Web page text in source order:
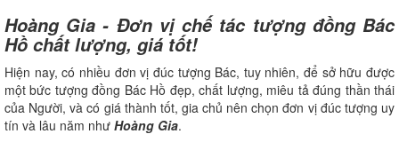
Hoàng Gia - Đơn vị chế tác tượng đồng Bác
Hồ chất lượng, giá tốt!
Hiện nay, có nhiều đơn vị đúc tượng Bác, tuy nhiên, để sở hữu được
một bức tượng đồng Bác Hồ đẹp, chất lượng, miêu tả đúng thần thái
của Người, và có giá thành tốt, gia chủ nên chọn đơn vị đúc tượng uy
tín và lâu năm như Hoàng Gia.